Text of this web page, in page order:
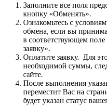
Заполните все поля
кнопку «Обменять».
Ознакомьтесь с
обмена, если вы
в соответствующем
заявку».
Оплатите заявку. Для
необходимой суммы,
сайте.
После выполнения
переместит Вас на
будет указан статус